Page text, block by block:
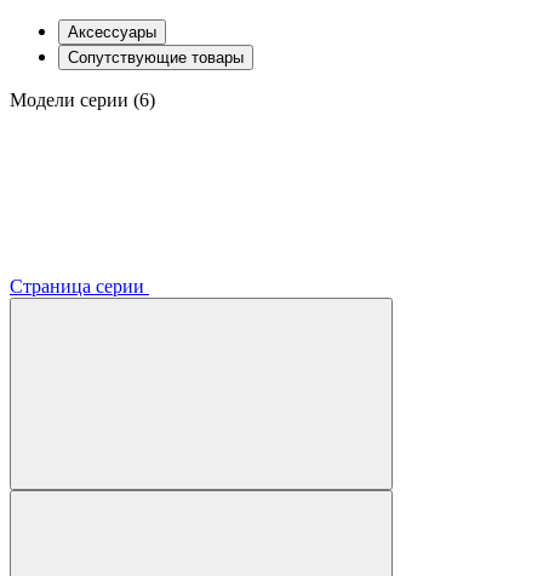
Аксессуары
Сопутствующие товары
Модели серии (6)
Страница серии